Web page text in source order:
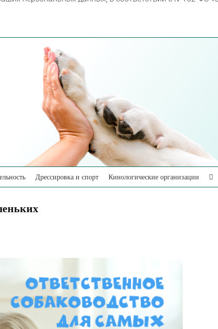
Дрессировка и спорт Кинологические организации